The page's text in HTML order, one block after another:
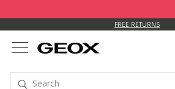
FREE STANDARD DELIVERY FOR
FREE RETURNS